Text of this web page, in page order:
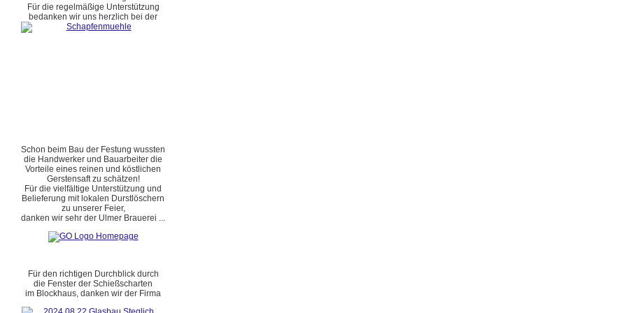
Für die regelmäßige Unterstützung
bedanken wir uns herzlich bei der
Schon beim Bau der Festung wussten
die Handwerker und Bauarbeiter die
Vorteile eines reinen und köstlichen
Gerstensaft zu schätzen!
Für die vielfältige Unterstützung und
Belieferung mit lokalen Durstlöschern
zu unserer Feier,
danken wir sehr der Ulmer Brauerei ...
Für den richtigen Durchblick durch
die Fenster der Schießscharten
im Blockhaus, danken wir der Firma